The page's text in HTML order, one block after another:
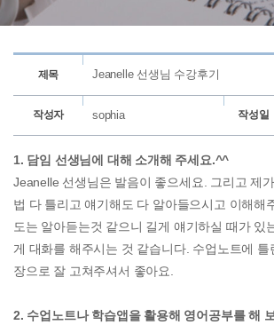
제목 Jeanelle 선생님 수강후기
작성자 sophia 작성일
1. 담임 선생님에 대해 소개해 주세요.^^
Jeanelle 선생님은 발음이 좋으세요. 그리고 제
법 다 틀리고 얘기해도 다 알아들으시고 이해해
도는 알아듣는것 같으니 길게 얘기하실 때가 있
게 대화를 해주시는 것 같습니다. 수업노트에
장으로 잘 고쳐주셔서 좋아요.
2. 수업노트나 학습앱을 활용해 영어공부를 해